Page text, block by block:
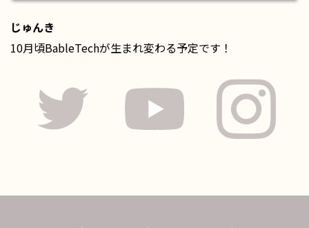
じゅんき
10月頃BableTechが生まれ変わる予定です！